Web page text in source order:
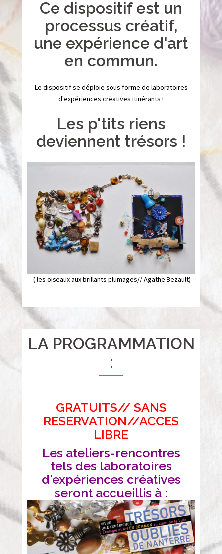
Ce dispositif est un
processus créatif,
une expérience d'art
en commun.
Le dispositif se déploie sous forme de laboratoires
d'expériences créatives itinérants !
Les p'tits riens
deviennent trésors !
( les oiseaux aux brillants plumages// Agathe Bezault)
LA PROGRAMMATION
:
GRATUITS// SANS
RESERVATION//ACCES
LIBRE
Les ateliers-rencontres
tels des laboratoires
d'expériences créatives
seront accueillis à :